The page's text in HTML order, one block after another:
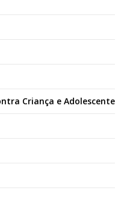
Criança e Adolescente